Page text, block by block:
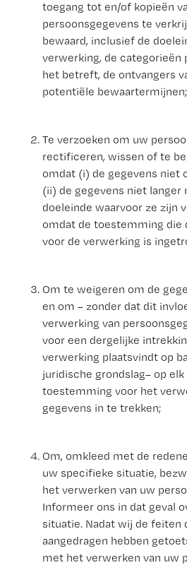
toegang tot en/of kopieën
persoonsgegevens te
bewaard, inclusief de
verwerking, de categorieën
het betreft, de ontvangers
potentiële bewaartermijnen;
Te verzoeken om uw
rectificeren, wissen of te
omdat (i) de gegevens niet
(ii) de gegevens niet langer
doeleinde waarvoor ze zijn
omdat de toestemming die
voor de verwerking is
Om te weigeren om de
en om – zonder dat dit
verwerking van
voor een dergelijke
verwerking plaatsvindt op
juridische grondslag– op
toestemming voor het
gegevens in te trekken;
Om, omkleed met de
uw specifieke situatie,
het verwerken van uw
Informeer ons in dat geval
situatie. Nadat wij de feiten
aangedragen hebben
met het verwerken van uw